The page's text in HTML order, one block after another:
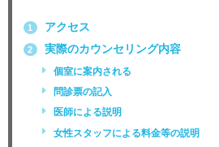
1 アクセス
2 実際のカウンセリング内容
個室に案内される
問診票の記入
医師による説明
女性スタッフによる料金等の説明